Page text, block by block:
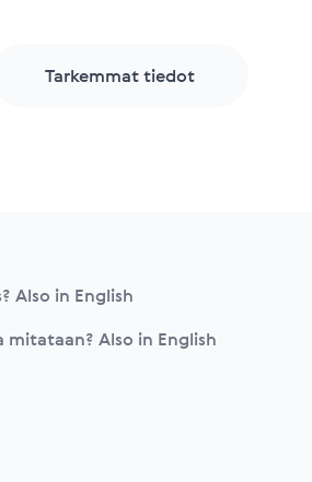
Tarkemmat tiedot
Also in English
Also in English